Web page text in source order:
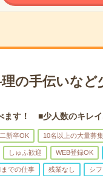
理の手伝いな
す！ ■少人数のキレイ
新卒OK 10名以上の大量募集
しゅふ歓迎 WEB登録OK
までの仕事 残業なし シフ